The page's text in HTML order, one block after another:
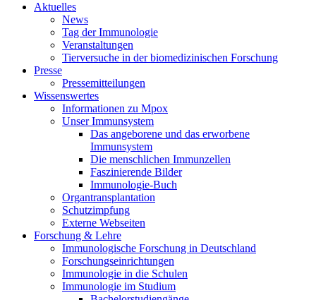
Aktuelles
News
Tag der Immunologie
Veranstaltungen
Tierversuche in der biomedizinischen Forschung
Presse
Pressemitteilungen
Wissenswertes
Informationen zu Mpox
Unser Immunsystem
Das angeborene und das erworbene
Immunsystem
Die menschlichen Immunzellen
Faszinierende Bilder
Immunologie-Buch
Organtransplantation
Schutzimpfung
Externe Webseiten
Forschung & Lehre
Immunologische Forschung in Deutschland
Forschungseinrichtungen
Immunologie in die Schulen
Immunologie im Studium